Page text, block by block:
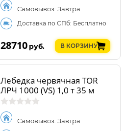
Самовывоз: Завтра
Доставка по СПб: Бесплатно
28710 руб. В КОРЗИНУ
Лебедка червячная TOR
ЛРЧ 1000 (VS) 1,0 т 35 м
Самовывоз: Завтра